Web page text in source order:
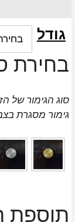
גודל
בחירת
סוג הגימור של
גימור מסגרת
תוספת